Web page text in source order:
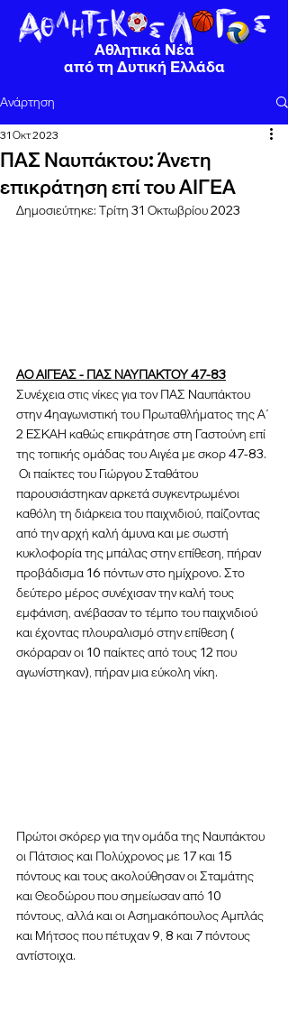
Αθλητικά Νέα
από τη Δυτική Ελλάδα
Ανάρτηση
ΠΑΣ Ναυπάκτου: Άνετη
επικράτηση επί του ΑΙΓΕΑ
31 Οκτ 2023
Δημοσιεύτηκε: Τρίτη 31 Οκτωβρίου 2023
ΑΟ ΑΙΓΕΑΣ - ΠΑΣ ΝΑΥΠΑΚΤΟΥ 47-83
Συνέχεια στις νίκες για τον ΠΑΣ Ναυπάκτου
στην 4ηαγωνιστική του Πρωταθλήματος της Α΄
2 ΕΣΚΑΗ καθώς επικράτησε στη Γαστούνη επί
της τοπικής ομάδας του Αιγέα με σκορ 47-83.
Οι παίκτες του Γιώργου Σταθάτου
παρουσιάστηκαν αρκετά συγκεντρωμένοι
καθόλη τη διάρκεια του παιχνιδιού, παίζοντας
από την αρχή καλή άμυνα και με σωστή
κυκλοφορία της μπάλας στην επίθεση, πήραν
προβάδισμα 16 πόντων στο ημίχρονο. Στο
δεύτερο μέρος συνέχισαν την καλή τους
εμφάνιση, ανέβασαν το τέμπο του παιχνιδιού
και έχοντας πλουραλισμό στην επίθεση (
σκόραραν οι 10 παίκτες από τους 12 που
αγωνίστηκαν), πήραν μια εύκολη νίκη.
Πρώτοι σκόρερ για την ομάδα της Ναυπάκτου
οι Πάτσιος και Πολύχρονος με 17 και 15
πόντους και τους ακολούθησαν οι Σταμάτης
και Θεοδώρου που σημείωσαν από 10
πόντους, αλλά και οι Ασημακόπουλος Αμπλάς
και Μήτσος που πέτυχαν 9, 8 και 7 πόντους
αντίστοιχα.